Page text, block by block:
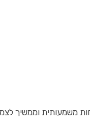
משמעותית וממשיך